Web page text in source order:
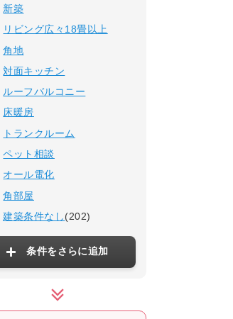
新築
リビング広々18畳以上
角地
対面キッチン
ルーフバルコニー
床暖房
トランクルーム
ペット相談
オール電化
角部屋
建築条件なし(202)
条件をさらに追加